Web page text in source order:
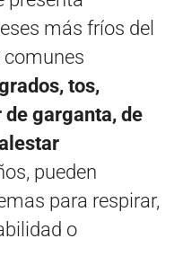
más fríos del
tos,
garganta, de
pueden
para respirar,
o